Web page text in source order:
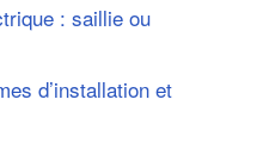
: saillie ou
d’installation et